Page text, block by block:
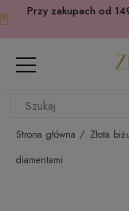
Przy zakupach od
Strona główna Złota
diamentami